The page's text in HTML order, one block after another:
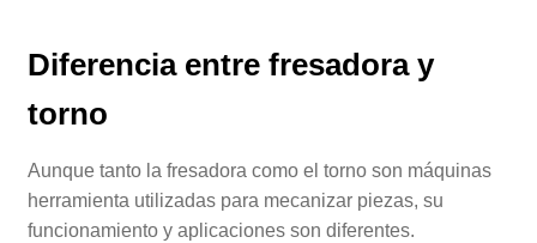
Diferencia entre fresadora y
torno
Aunque tanto la fresadora como el torno son máquinas
herramienta utilizadas para mecanizar piezas, su
funcionamiento y aplicaciones son diferentes.